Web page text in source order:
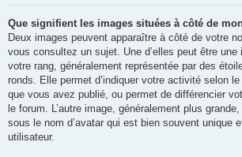
Que signifient les images situées à côté de
Deux images peuvent apparaître à côté de votre
vous consultez un sujet. Une d’elles peut être une
votre rang, généralement représentée par des
ronds. Elle permet d’indiquer votre activité selon
que vous avez publié, ou permet de différencier
le forum. L’autre image, généralement plus
sous le nom d’avatar qui est bien souvent unique
utilisateur.